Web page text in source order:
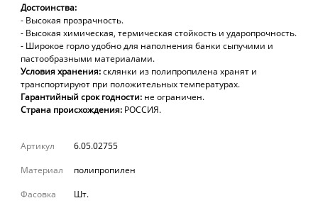
Достоинства:
- Высокая прозрачность.
- Высокая химическая, термическая стойкость и ударопрочность.
- Широкое горло удобно для наполнения банки сыпучими и
пастообразными материалами.
Условия хранения:склянки из полипропилена хранят и
транспортируют при положительных температурах.
Гарантийный срок годности: не ограничен.
Страна происхождения: РОССИЯ.
Артикул
6.05.02755
Материал
полипропилен
Фасовка
Шт.